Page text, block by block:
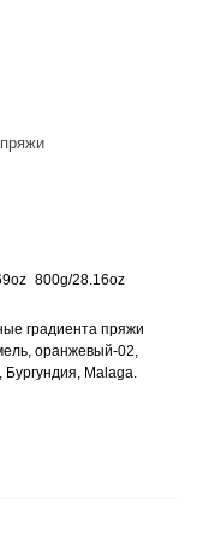
800g/28.16oz
градиента пряжи
оранжевый-02,
Malaga.